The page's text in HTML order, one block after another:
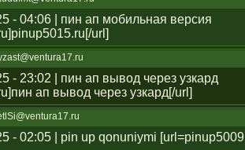
- 04:06 | пин ап мобильная версия
url]
- 23:02 | пин ап вывод через узкард
ап вывод через узкард[/url]
- 02:05 | pin up qonuniymi